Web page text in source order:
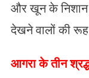
और खून के निशान
देखने वालों की
आगरा के तीन